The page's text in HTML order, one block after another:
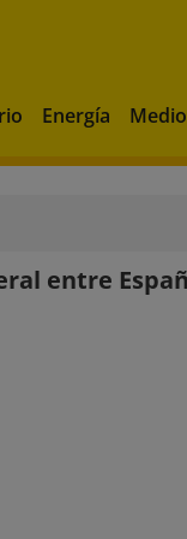
Energía
entre